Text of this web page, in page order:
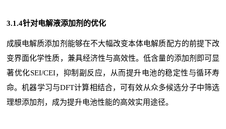
3.1.4针对电解液添加剂的优化
成膜电解质添加剂能够在不大幅改变本体电解质配方的前提下改
变界面化学性质，兼具经济性与高效性。低含量的添加剂即可显
著优化SEI/CEI，抑制副反应，从而提升电池的稳定性与循环寿
命。机器学习与DFT计算相结合，可有效从众多候选分子中筛选
理想添加剂，成为提升电池性能的高效实用途径。